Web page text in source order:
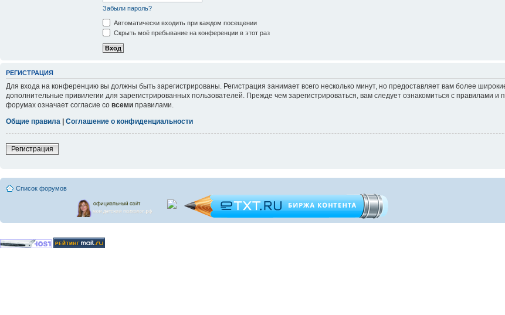
Забыли пароль?
Автоматически входить при каждом посещении
Скрыть моё пребывание на конференции в этот раз
РЕГИСТРАЦИЯ
Для входа на конференцию вы должны быть зарегистрированы. Регистрация занимает всего несколько минут, но предоставляет вам более
дополнительные привилегии для зарегистрированных пользователей. Прежде чем зарегистрироваться, вам следует ознакомиться с правилами
форумах означает согласие со всеми правилами.
Общие правила
Соглашение о конфиденциальности
Регистрация
Список форумов